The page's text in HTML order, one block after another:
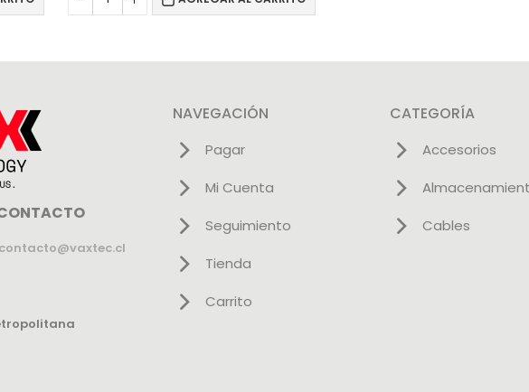
contacto@vaxtec.cl
NAVEGACIÓN
Pagar
Mi Cuenta
Seguimiento
Tienda
Carrito
CATEGORÍA
Accesorios
Cables